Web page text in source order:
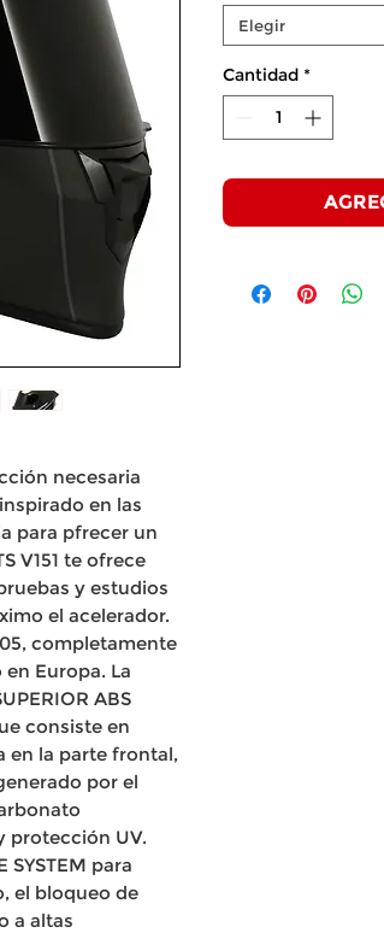
necesaria
en las
para pfrecer un
V151 te ofrece
y estudios
el acelerador.
completamente
Europa. La
ABS
consiste en
en la parte frontal,
por el
protección UV.
SYSTEM para
el bloqueo de
a altas
Elegir
Cantidad *